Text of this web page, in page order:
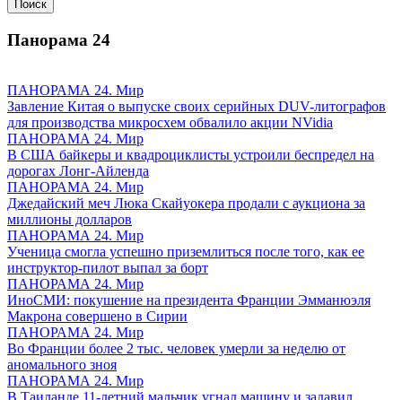
Панорама 24
ПАНОРАМА 24. Мир
Завление Китая о выпуске своих серийных DUV-литографов
для производства микросхем обвалило акции NVidia
ПАНОРАМА 24. Мир
В США байкеры и квадроциклисты устроили беспредел на
дорогах Лонг-Айленда
ПАНОРАМА 24. Мир
Джедайский меч Люка Скайуокера продали с аукциона за
миллионы долларов
ПАНОРАМА 24. Мир
Ученица смогла успешно приземлиться после того, как ее
инструктор-пилот выпал за борт
ПАНОРАМА 24. Мир
ИноСМИ: покушение на президента Франции Эмманюэля
Макрона совершено в Сирии
ПАНОРАМА 24. Мир
Во Франции более 2 тыс. человек умерли за неделю от
аномального зноя
ПАНОРАМА 24. Мир